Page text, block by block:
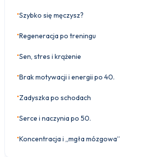
•Szybko się męczysz?
•Regeneracja po treningu
•Sen, stres i krążenie
•Brak motywacji i energii po 40.
•Zadyszka po schodach
•Serce i naczynia po 50.
•Koncentracja i „mgła mózgowa”